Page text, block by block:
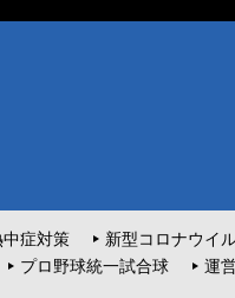
中症対策 新型コロナウイ
プロ野球統一試合球 運